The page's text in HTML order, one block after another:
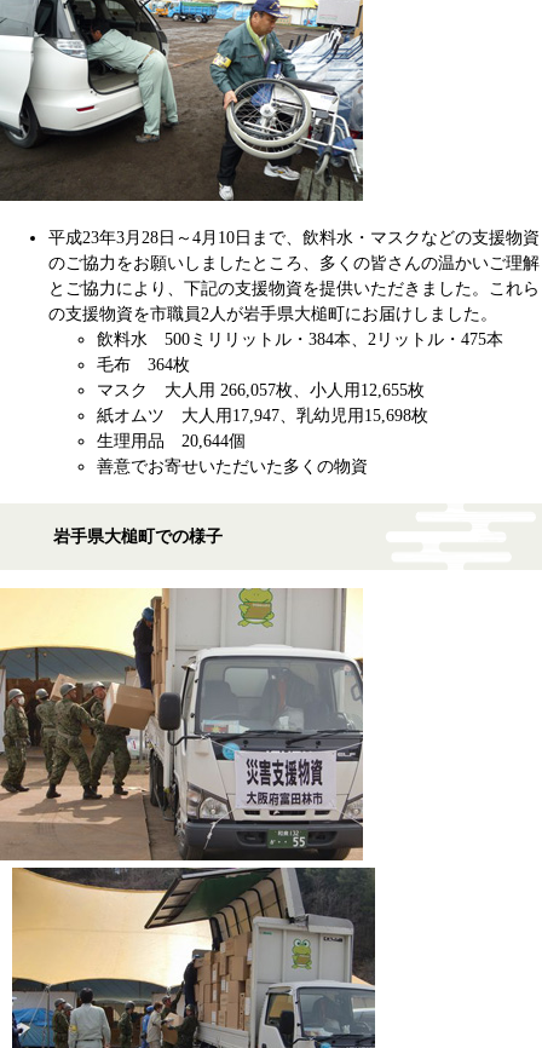
平成23年3月28日～4月10日まで、飲料水・マスクなどの支援物資
のご協力をお願いしましたところ、多くの皆さんの温かいご理解
とご協力により、下記の支援物資を提供いただきました。これら
の支援物資を市職員2人が岩手県大槌町にお届けしました。
飲料水 500ミリリットル・384本、2リットル・475本
毛布 364枚
マスク 大人用 266,057枚、小人用12,655枚
紙オムツ 大人用17,947、乳幼児用15,698枚
生理用品 20,644個
善意でお寄せいただいた多くの物資
岩手県大槌町での様子